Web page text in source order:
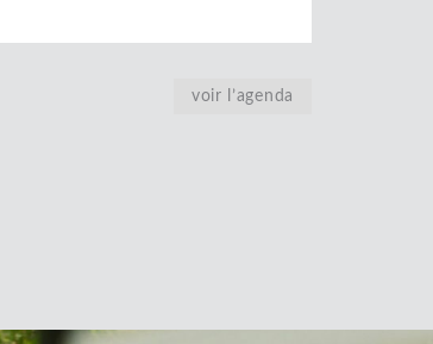
voir l’agenda